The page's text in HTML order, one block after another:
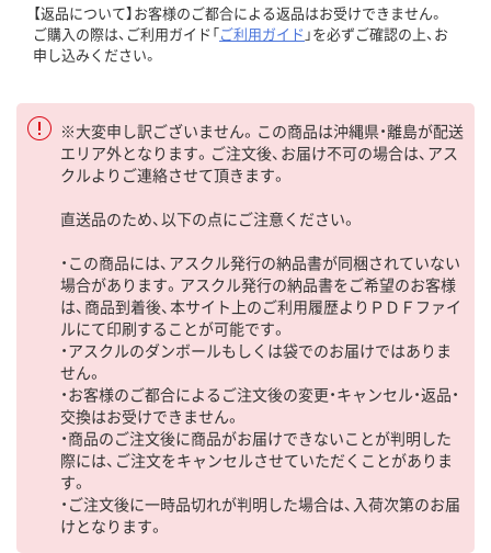
【返品について】お客様のご都合による返品はお受けできません。
ご購入の際は、ご利用ガイド「ご利用ガイド 」を必ずご確認の上、お
申し込みください。
※大変申し訳ございません。この商品は沖縄県・離島が配送
エリア外となります。ご注文後、お届け不可の場合は、アス
クルよりご連絡させて頂きます。
直送品のため、以下の点にご注意ください。
・この商品には、アスクル発行の納品書が同梱されていない
場合があります。アスクル発行の納品書をご希望のお客様
は、商品到着後、本サイト上のご利用履歴よりＰＤＦファイ
ルにて印刷することが可能です。
・アスクルのダンボールもしくは袋でのお届けではありま
せん。
・お客様のご都合によるご注文後の変更・キャンセル・返品・
交換はお受けできません。
・商品のご注文後に商品がお届けできないことが判明した
際には、ご注文をキャンセルさせていただくことがありま
す。
・ご注文後に一時品切れが判明した場合は、入荷次第のお届
けとなります。